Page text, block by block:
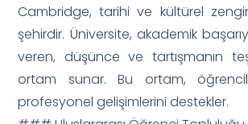
Cambridge, tarihi ve kültürel
şehirdir. Üniversite, akademik
veren, düşünce ve tartışmanın
ortam sunar. Bu ortam,
profesyonel gelişimlerini destekler.